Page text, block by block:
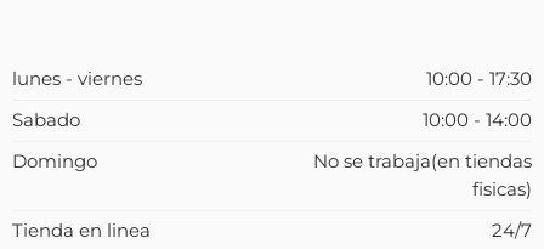
lunes - viernes
10:00 - 17:30
Sabado
10:00 - 14:00
Domingo
No se trabaja(en tiendas
fisicas)
Tienda en linea
24/7